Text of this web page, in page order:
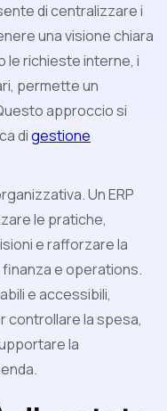
di centralizzare i
una visione chiara
le richieste interne, i
permette un
approccio si
digestione
Un ERP
le pratiche,
e rafforzare la
e operations.
e accessibili,
controllare la spesa,
la